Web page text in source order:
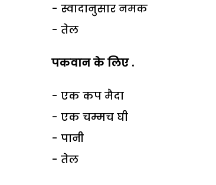
- स्वादानुसार नमक
- तेल
पकवान के लिए .
- एक कप मैदा
- एक चम्मच घी
- पानी
- तेल